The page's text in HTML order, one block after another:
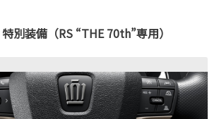
別装備（RS “THE 70th”専用）